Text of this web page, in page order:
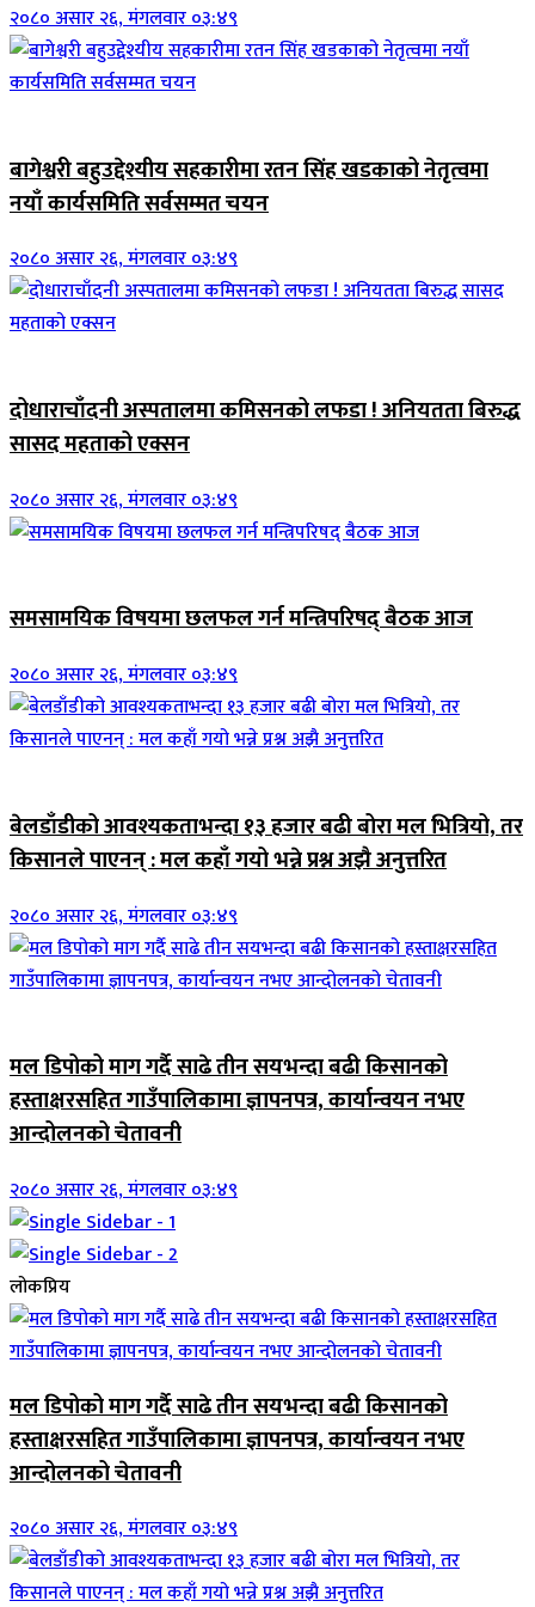
२०८० असार २६, मंगलवार ०३:४९
बागेश्वरी बहुउद्देश्यीय सहकारीमा रतन सिंह खडकाको नेतृत्वमा
नयाँ कार्यसमिति सर्वसम्मत चयन
२०८० असार २६, मंगलवार ०३:४९
दोधाराचाँदनी अस्पतालमा कमिसनको लफडा ! अनियतता बिरुद्ध
सासद महताको एक्सन
२०८० असार २६, मंगलवार ०३:४९
समसामयिक विषयमा छलफल गर्न मन्त्रिपरिषद् बैठक आज
२०८० असार २६, मंगलवार ०३:४९
बेलडाँडीको आवश्यकताभन्दा १३ हजार बढी बोरा मल भित्रियो, तर
किसानले पाएनन् : मल कहाँ गयो भन्ने प्रश्न अझै अनुत्तरित
२०८० असार २६, मंगलवार ०३:४९
मल डिपोको माग गर्दै साढे तीन सयभन्दा बढी किसानको
हस्ताक्षरसहित गाउँपालिकामा ज्ञापनपत्र, कार्यान्वयन नभए
आन्दोलनको चेतावनी
२०८० असार २६, मंगलवार ०३:४९
लोकप्रिय
मल डिपोको माग गर्दै साढे तीन सयभन्दा बढी किसानको
हस्ताक्षरसहित गाउँपालिकामा ज्ञापनपत्र, कार्यान्वयन नभए
आन्दोलनको चेतावनी
२०८० असार २६, मंगलवार ०३:४९